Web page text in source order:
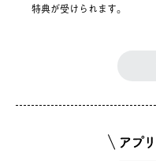
特典が受けられます。